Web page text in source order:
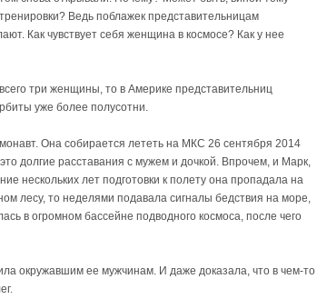
Ведь поблажек представительницам
Как чувствует себя женщина в космосе? Как у нее
три женщины, то в Америке представительниц
уже более полусотни.
Она собирается лететь на МКС 26 сентября 2014
долгие расставания с мужем и дочкой. Впрочем, и Марк,
нескольких лет подготовки к полету она пропадала на
лесу, то неделями подавала сигналы бедствия на море,
в огромном бассейне подводного космоса, после чего
окружавшим ее мужчинам. И даже доказала, что в чем-то